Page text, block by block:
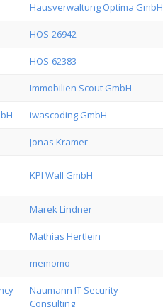
Hausverwaltung Optima GmbH
HOS-26942
HOS-62383
Immobilien Scout GmbH
iwascoding GmbH
Jonas Kramer
KPI Wall GmbH
Marek Lindner
Mathias Hertlein
memomo
Naumann IT Security
Consulting